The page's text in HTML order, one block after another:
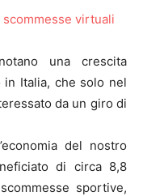
una crescita
Italia, che solo nel
da un giro di
del nostro
di circa 8,8
sportive,